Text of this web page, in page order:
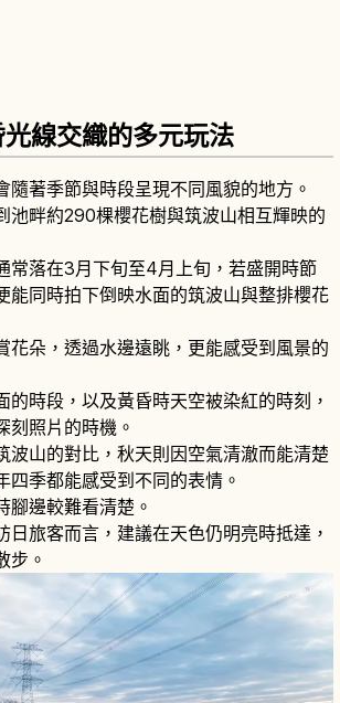
線交織的多元玩法
隨著季節與時段呈現不同風貌的地方。
池畔約290棵櫻花樹與筑波山相互輝映的
常落在3月下旬至4月上旬，若盛開時節
能同時拍下倒映水面的筑波山與整排櫻花
花朵，透過水邊遠眺，更能感受到風景的
的時段，以及黃昏時天空被染紅的時刻，
刻照片的時機。
波山的對比，秋天則因空氣清澈而能清楚
四季都能感受到不同的表情。
腳邊較難看清楚。
日旅客而言，建議在天色仍明亮時抵達，
步。